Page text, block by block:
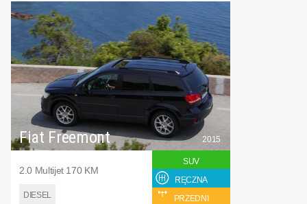
Fiat Freemont
2.0 Multijet 170 KM
DIESEL
2015
SUV
RĘCZNA
PRZEDNI